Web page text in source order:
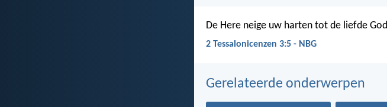
De Here neige uw harten tot de liefde
2 Tessalonicenzen 3:5 - NBG
Gerelateerde onderwerpen